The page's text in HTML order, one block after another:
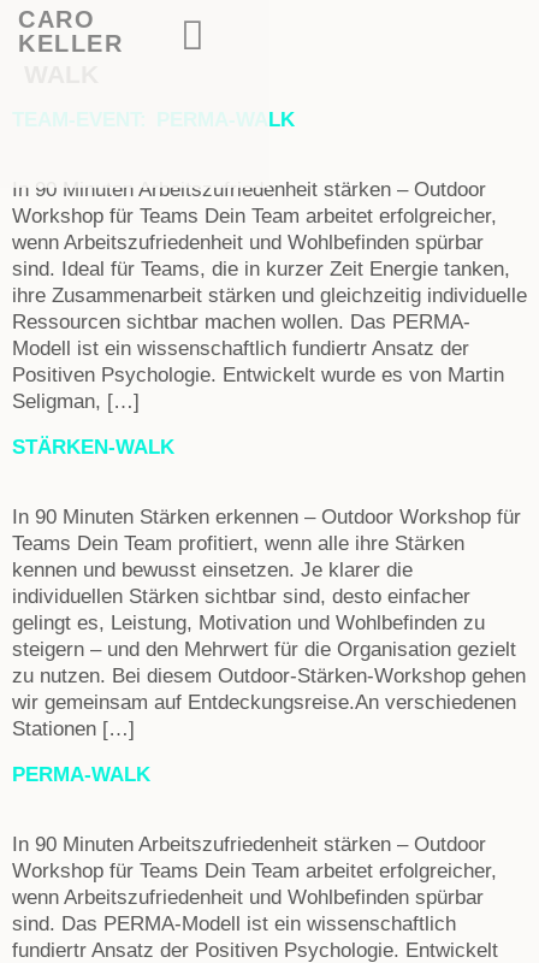
CARO
KELLER
TEAM-EVENT: PERMA-WALK
In 90 Minuten Arbeitszufriedenheit stärken – Outdoor
Workshop für Teams Dein Team arbeitet erfolgreicher,
wenn Arbeitszufriedenheit und Wohlbefinden spürbar
sind. Ideal für Teams, die in kurzer Zeit Energie tanken,
ihre Zusammenarbeit stärken und gleichzeitig individuelle
Ressourcen sichtbar machen wollen. Das PERMA-
Modell ist ein wissenschaftlich fundiertr Ansatz der
Positiven Psychologie. Entwickelt wurde es von Martin
Seligman, […]
STÄRKEN-WALK
In 90 Minuten Stärken erkennen – Outdoor Workshop für
Teams Dein Team profitiert, wenn alle ihre Stärken
kennen und bewusst einsetzen. Je klarer die
individuellen Stärken sichtbar sind, desto einfacher
gelingt es, Leistung, Motivation und Wohlbefinden zu
steigern – und den Mehrwert für die Organisation gezielt
zu nutzen. Bei diesem Outdoor-Stärken-Workshop gehen
wir gemeinsam auf Entdeckungsreise.An verschiedenen
Stationen […]
PERMA-WALK
In 90 Minuten Arbeitszufriedenheit stärken – Outdoor
Workshop für Teams Dein Team arbeitet erfolgreicher,
wenn Arbeitszufriedenheit und Wohlbefinden spürbar
sind. Das PERMA-Modell ist ein wissenschaftlich
fundiertr Ansatz der Positiven Psychologie. Entwickelt